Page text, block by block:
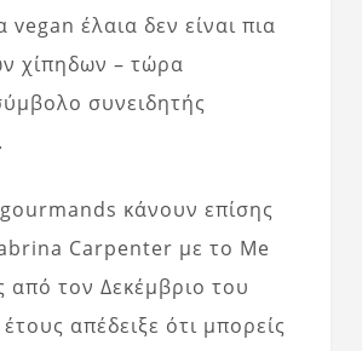
έλαια δεν είναι πια
χίπηδων – τώρα
συνειδητής
κάνουν επίσης
Carpenter με το Me
από τον Δεκέμβριο του
απέδειξε ότι μπορείς